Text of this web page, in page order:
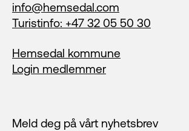
info@hemsedal.com
Turistinfo: +47 32 05 50 30
Hemsedal kommune
Login medlemmer
Meld deg på vårt nyhetsbrev